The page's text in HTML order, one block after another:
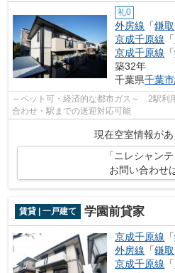
礼0
外房線 「鎌取
京成千原線 「
京成千原線 「
築32年
千葉県千葉
～ペット可・経済的な都市ガス～ 2駅
合わせ・駅までの送迎対応可能
現在空室情報があ
「ニレシャン
お問い合わせ
賃貸 | 一戸建て 学園前貸家
京成千原線 「
外房線 「鎌取
京成千原線 「